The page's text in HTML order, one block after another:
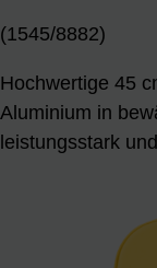
(1545/8882)
Hochwertige 45
Aluminium in
leistungsstark